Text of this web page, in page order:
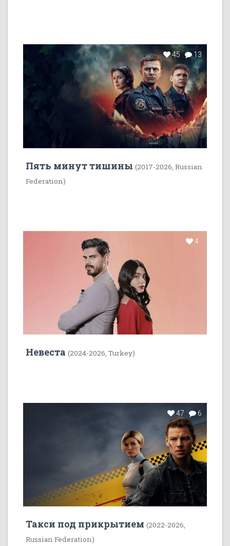
45 13
Пять минут тишины (2017-2026, Russian
Federation)
4
Невеста (2024-2026, Turkey)
47 6
Такси под прикрытием (2022-2026,
Russian Federation)